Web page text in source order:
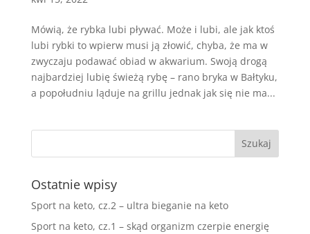
Mówią, że rybka lubi pływać. Może i lubi, ale jak ktoś
lubi rybki to wpierw musi ją złowić, chyba, że ma w
zwyczaju podawać obiad w akwarium. Swoją drogą
najbardziej lubię świeżą rybę – rano bryka w Bałtyku,
a popołudniu ląduje na grillu jednak jak się nie ma...
Ostatnie wpisy
Sport na keto, cz.2 – ultra bieganie na keto
Sport na keto, cz.1 – skąd organizm czerpie energię